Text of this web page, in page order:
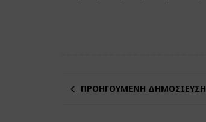
ΠΡΟΗΓΟΎΜΕΝΗ ΔΗΜΟΣΊΕΥΣΗ